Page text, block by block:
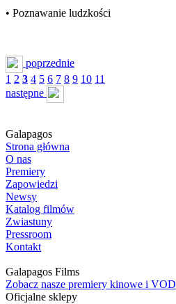
• Poznawanie ludzkości
poprzednie
1 2 3 4 5 6 7 8 9 10 11
następne
Galapagos
Strona główna
O nas
Premiery
Zapowiedzi
Newsy
Katalog filmów
Zwiastuny
Pressroom
Kontakt
Galapagos Films
Zobacz nasze premiery kinowe i VOD
Oficjalne sklepy